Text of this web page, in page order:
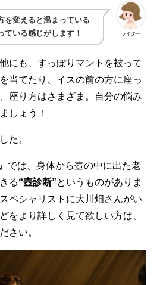
ライター
を変えると温まっている
ている感じがします！
にも、すっぽりマントを被って
当てたり、イスの前の方に座っ
座り方はさまざま。自分の悩み
しょう！
た。
では、身体から壺の中に出た老
る“壺診断”というものがありま
ペシャリストに大川畑さんがい
をより詳しく見て欲しい方は、
さい。